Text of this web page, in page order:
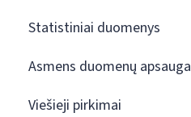
Statistiniai duomenys
Asmens duomenų apsauga
Viešieji pirkimai